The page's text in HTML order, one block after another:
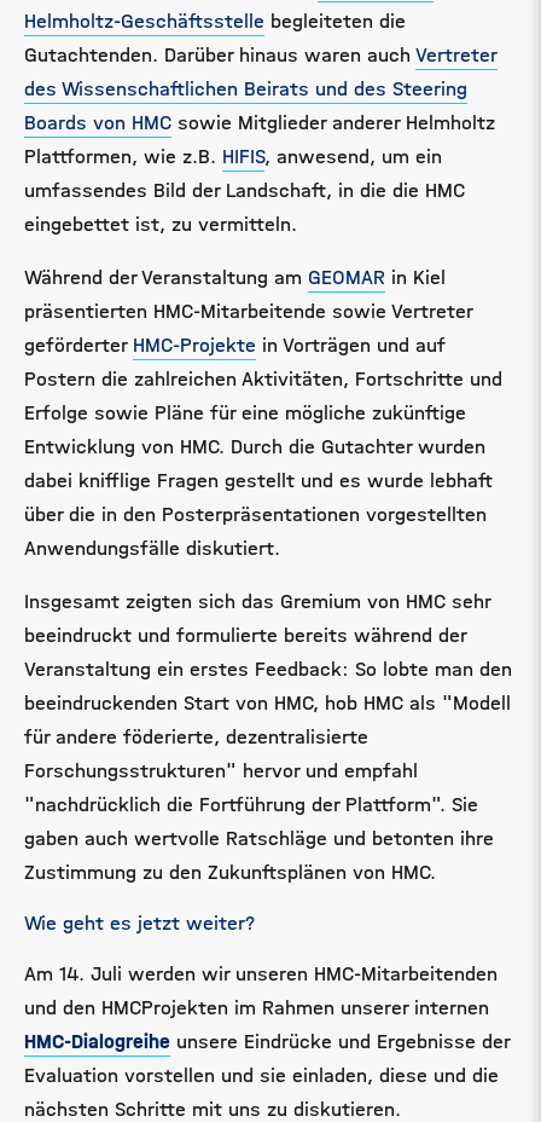
Helmholtz-Geschäftsstelle begleiteten die
Gutachtenden. Darüber hinaus waren auch Vertreter
des Wissenschaftlichen Beirats und des Steering
Boards von HMC sowie Mitglieder anderer Helmholtz
Plattformen, wie z.B. HIFIS, anwesend, um ein
umfassendes Bild der Landschaft, in die die HMC
eingebettet ist, zu vermitteln.
Während der Veranstaltung am GEOMAR in Kiel
präsentierten HMC-Mitarbeitende sowie Vertreter
geförderter HMC-Projekte in Vorträgen und auf
Postern die zahlreichen Aktivitäten, Fortschritte und
Erfolge sowie Pläne für eine mögliche zukünftige
Entwicklung von HMC. Durch die Gutachter wurden
dabei knifflige Fragen gestellt und es wurde lebhaft
über die in den Posterpräsentationen vorgestellten
Anwendungsfälle diskutiert.
Insgesamt zeigten sich das Gremium von HMC sehr
beeindruckt und formulierte bereits während der
Veranstaltung ein erstes Feedback: So lobte man den
beeindruckenden Start von HMC, hob HMC als "Modell
für andere föderierte, dezentralisierte
Forschungsstrukturen" hervor und empfahl
"nachdrücklich die Fortführung der Plattform". Sie
gaben auch wertvolle Ratschläge und betonten ihre
Zustimmung zu den Zukunftsplänen von HMC.
Wie geht es jetzt weiter?
Am 14. Juli werden wir unseren HMC-Mitarbeitenden
und den HMCProjekten im Rahmen unserer internen
HMC-Dialogreihe unsere Eindrücke und Ergebnisse der
Evaluation vorstellen und sie einladen, diese und die
nächsten Schritte mit uns zu diskutieren.